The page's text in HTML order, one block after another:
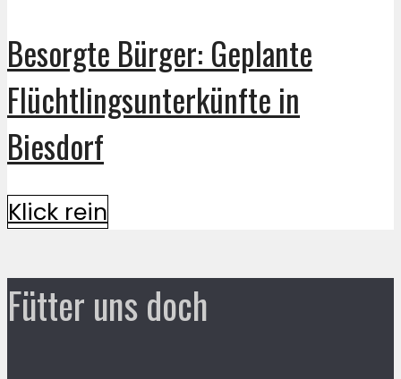
Besorgte Bürger: Geplante
Flüchtlingsunterkünfte in
Biesdorf
Klick rein
Fütter uns doch